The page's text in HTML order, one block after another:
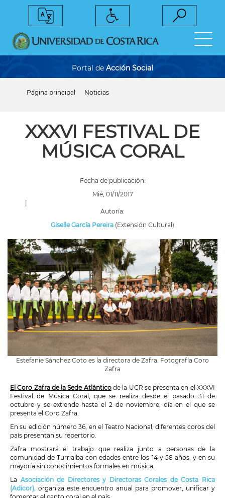
Portal de Acción Social
ayuda
navegación
Página principal Noticias
XXXVI FESTIVAL DE
MÚSICA CORAL
Fecha de publicación:
Mié, 01/11/2017
|
Autoría:
Giselle García Pereira (Extensión Cultural)
Estefanie Sánchez Coto es la directora de Zafra. Fotografía Coro
Zafra
El Coro Zafra de la Sede Atlánticode la UCR se presenta en el XXXVI
Festival de Música Coral, que se realiza desde el pasado 31 de
octubre y se extiende hasta el 2 de noviembre, día en el que se
presenta el Coro Zafra.
En su edición número 36, en el Teatro Nacional, diferentes coros del
país presentan su repertorio.
Zafra mostrará el trabajo que realiza junto a personas de la
comunidad de Turrialba con edades entre los 14 y 58 años, y en su
mayoría sin conocimientos formales en música.
La Asociación de Directores y Directoras Corales de Costa Rica
(Adicor), organiza este encuentro anual para promover, unificar y